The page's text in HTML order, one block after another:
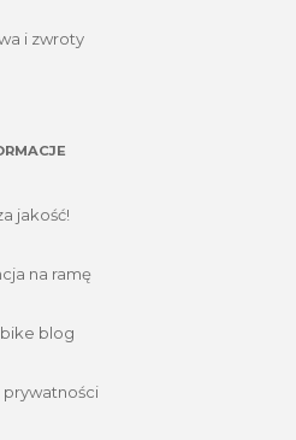
i zwroty
jakość!
na ramę
blog
prywatności